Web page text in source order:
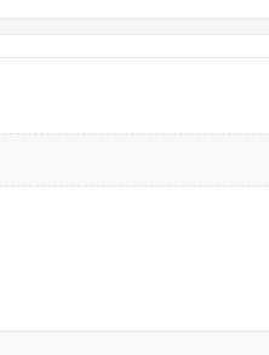
، به شما اجازه می‌دهد تا
تمام خطوط تولید را تا